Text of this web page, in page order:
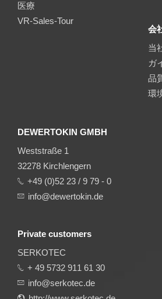
医療
VR-Sales-Tour
会
当
ガ
品
環
DEWERTOKIN GMBH
Weststraße 1
32278 Kirchlengern
+49 (0)52 23 / 9 79 - 0
info@dewertokin.de
Private customers
SERKOTEC
+ 49 5732 911 61 30
info@serkotec.de